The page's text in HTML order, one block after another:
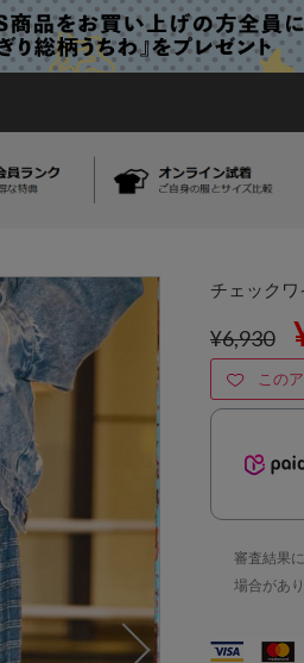
チェック
¥6,930
この
審査結果
場合があり